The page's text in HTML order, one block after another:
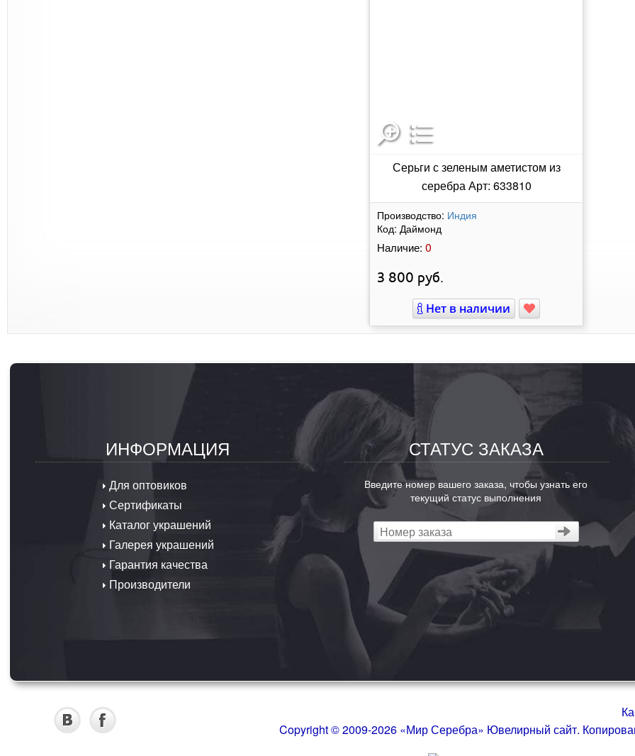
Серьги с зеленым аметистом из
серебра Арт: 633810
Производство: Индия
Код: Даймонд
Наличие: 0
3 800 руб.
Нет в наличии
ИНФОРМАЦИЯ
Для оптовиков
Сертификаты
Каталог украшений
Галерея украшений
Гарантия качества
Производители
СТАТУС ЗАКАЗА
Введите номер вашего заказа, чтобы узнать его
текущий статус выполнения
Copyright © 2009-2026 «Мир Серебра» Ювелирный сайт.